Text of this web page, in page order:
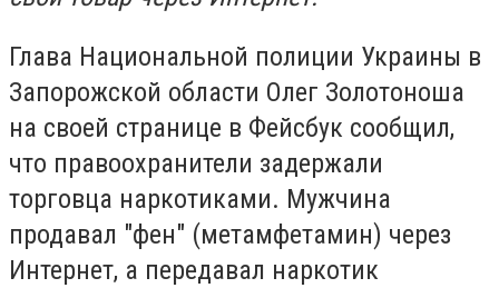
Глава Национальной полиции Украины в
Запорожской области Олег Золотоноша
на своей странице в Фейсбук сообщил,
что правоохранители задержали
торговца наркотиками. Мужчина
продавал "фен" (метамфетамин) через
Интернет, а передавал наркотик